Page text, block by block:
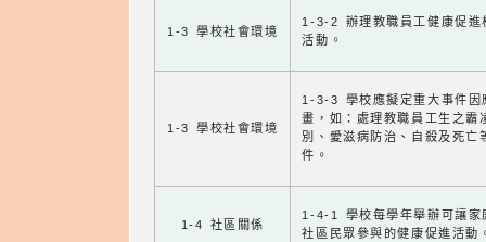
1-3 學校社會環境
1-3-2 辦理教職員工健康促進
活動。
1-3 學校社會環境
1-3-3 學校應擬定重大事件因
畫，如：處理教職員工生之霸
別、愛滋病防治、自殺及死亡
件。
1-4 社區關係
1-4-1 學校每學年舉辦可讓家
社區民眾參與的健康促進活動